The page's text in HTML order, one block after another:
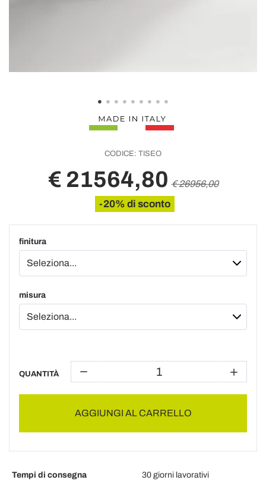
CODICE: TISEO
€ 21564,80 € 26956,00
-20% di sconto
finitura
misura
QUANTITÀ
AGGIUNGI AL CARRELLO
Tempi di consegna
30 giorni lavorativi